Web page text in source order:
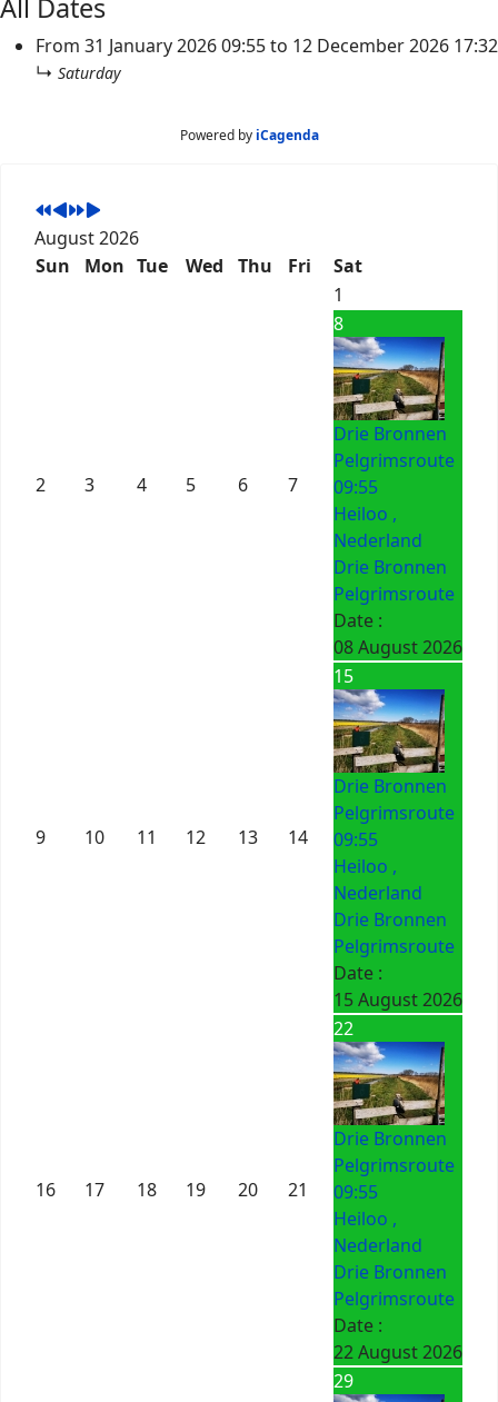
All Dates
From 31 January 202609:55to 12 December 2026 17:32
↳ Saturday
Powered by iCagenda
August 2026
Sun
Mon Tue Wed Thu Fri
Sat
1
2 3 4 5 6 7
8
Drie Bronnen
Pelgrimsroute
09:55
Heiloo ,
Nederland
Drie Bronnen
Pelgrimsroute
Date :
08 August 2026
9 10 11 12 13 14
15
Drie Bronnen
Pelgrimsroute
09:55
Heiloo ,
Nederland
Drie Bronnen
Pelgrimsroute
Date :
15 August 2026
16 17 18 19 20 21
22
Drie Bronnen
Pelgrimsroute
09:55
Heiloo ,
Nederland
Drie Bronnen
Pelgrimsroute
Date :
22 August 2026
29